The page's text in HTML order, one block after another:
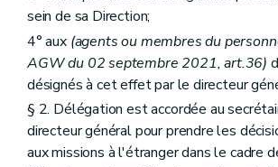
sein de sa Direction;
4° aux (agents ou membres du
AGW du 02 septembre 2021, art.36)
désignés à cet effet par le directeur
§ 2. Délégation est accordée au
directeur général pour prendre les
aux missions à l'étranger dans le cadre